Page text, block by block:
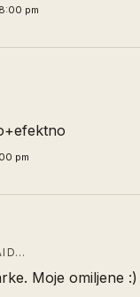
pm
pm
Moje omiljene :)